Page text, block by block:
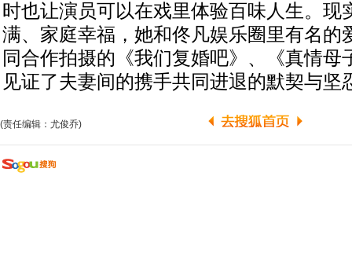
时也让演员可以在戏里体验百味人生。现
满、家庭幸福，她和佟凡娱乐圈里有名的
同合作拍摄的《我们复婚吧》、《真情母
见证了夫妻间的携手共同进退的默契与坚
(责任编辑：尤俊乔)